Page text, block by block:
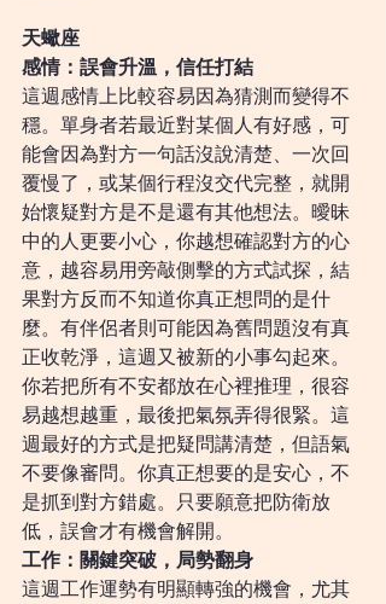
天蠍座
感情：誤會升溫，信任打結
這週感情上比較容易因為猜測而變得不
穩。單身者若最近對某個人有好感，可
能會因為對方一句話沒說清楚、一次回
覆慢了，或某個行程沒交代完整，就開
始懷疑對方是不是還有其他想法。曖昧
中的人更要小心，你越想確認對方的心
意，越容易用旁敲側擊的方式試探，結
果對方反而不知道你真正想問的是什
麼。有伴侶者則可能因為舊問題沒有真
正收乾淨，這週又被新的小事勾起來。
你若把所有不安都放在心裡推理，很容
易越想越重，最後把氣氛弄得很緊。這
週最好的方式是把疑問講清楚，但語氣
不要像審問。你真正想要的是安心，不
是抓到對方錯處。只要願意把防衛放
低，誤會才有機會解開。
工作：關鍵突破，局勢翻身
這週工作運勢有明顯轉強的機會，尤其